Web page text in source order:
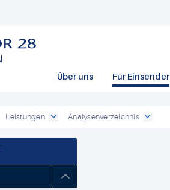
Über uns Für Einsender
Leistungen Analysenverzeichnis